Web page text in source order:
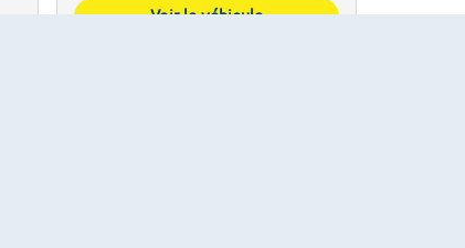
Voir le véhicule